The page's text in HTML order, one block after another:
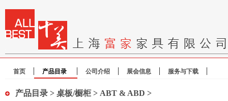
首页 产品目录 公司介绍 展会信息 服务与下载
产品目录 > 桌板/橱柜> ABT & ABD >